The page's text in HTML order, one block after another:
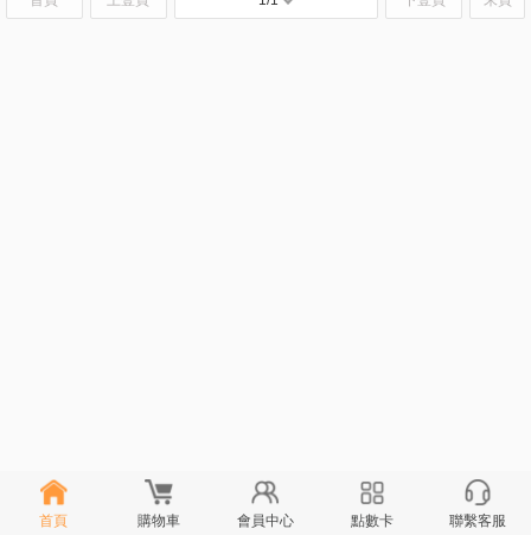
首頁 購物車 會員中心 點數卡 聯繫客服